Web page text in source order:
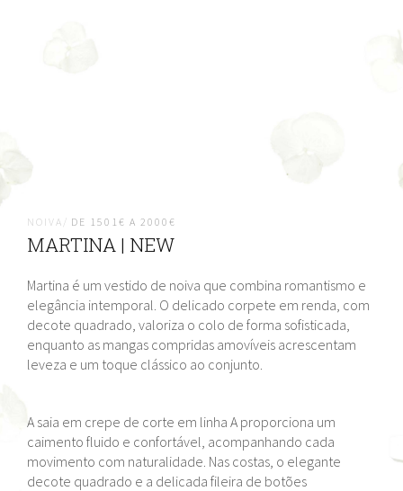
NOIVA/ DE 1501€ A 2000€
MARTINA | NEW
Martina é um vestido de noiva que combina romantismo e
elegância intemporal. O delicado corpete em renda, com
decote quadrado, valoriza o colo de forma sofisticada,
enquanto as mangas compridas amovíveis acrescentam
leveza e um toque clássico ao conjunto.
A saia em crepe de corte em linha A proporciona um
caimento fluido e confortável, acompanhando cada
movimento com naturalidade. Nas costas, o elegante
decote quadrado e a delicada fileira de botões